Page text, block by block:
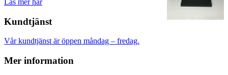
Kundtjänst
Vår kundtjänst är öppen måndag – fredag.
Mer information